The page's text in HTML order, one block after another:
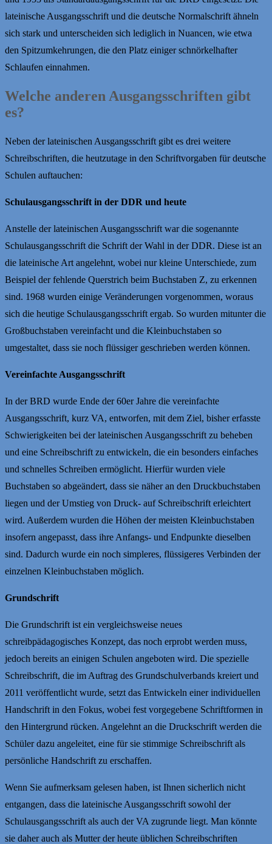
lateinische Ausgangsschrift und die deutsche Normalschrift ähneln
sich stark und unterscheiden sich lediglich in Nuancen, wie etwa
den Spitzumkehrungen, die den Platz einiger schnörkelhafter
Schlaufen einnahmen.
Welche anderen Ausgangsschriften gibt
es?
Neben der lateinischen Ausgangsschrift gibt es drei weitere
Schreibschriften, die heutzutage in den Schriftvorgaben für deutsche
Schulen auftauchen:
Schulausgangsschrift in der DDR und heute
Anstelle der lateinischen Ausgangsschrift war die sogenannte
Schulausgangsschrift die Schrift der Wahl in der DDR. Diese ist an
die lateinische Art angelehnt, wobei nur kleine Unterschiede, zum
Beispiel der fehlende Querstrich beim Buchstaben Z, zu erkennen
sind. 1968 wurden einige Veränderungen vorgenommen, woraus
sich die heutige Schulausgangsschrift ergab. So wurden mitunter die
Großbuchstaben vereinfacht und die Kleinbuchstaben so
umgestaltet, dass sie noch flüssiger geschrieben werden können.
Vereinfachte Ausgangsschrift
In der BRD wurde Ende der 60er Jahre die vereinfachte
Ausgangsschrift, kurz VA, entworfen, mit dem Ziel, bisher erfasste
Schwierigkeiten bei der lateinischen Ausgangsschrift zu beheben
und eine Schreibschrift zu entwickeln, die ein besonders einfaches
und schnelles Schreiben ermöglicht. Hierfür wurden viele
Buchstaben so abgeändert, dass sie näher an den Druckbuchstaben
liegen und der Umstieg von Druck- auf Schreibschrift erleichtert
wird. Außerdem wurden die Höhen der meisten Kleinbuchstaben
insofern angepasst, dass ihre Anfangs- und Endpunkte dieselben
sind. Dadurch wurde ein noch simpleres, flüssigeres Verbinden der
einzelnen Kleinbuchstaben möglich.
Grundschrift
Die Grundschrift ist ein vergleichsweise neues
schreibpädagogisches Konzept, das noch erprobt werden muss,
jedoch bereits an einigen Schulen angeboten wird. Die spezielle
Schreibschrift, die im Auftrag des Grundschulverbands kreiert und
2011 veröffentlicht wurde, setzt das Entwickeln einer individuellen
Handschrift in den Fokus, wobei fest vorgegebene Schriftformen in
den Hintergrund rücken. Angelehnt an die Druckschrift werden die
Schüler dazu angeleitet, eine für sie stimmige Schreibschrift als
persönliche Handschrift zu erschaffen.
Wenn Sie aufmerksam gelesen haben, ist Ihnen sicherlich nicht
entgangen, dass die lateinische Ausgangsschrift sowohl der
Schulausgangsschrift als auch der VA zugrunde liegt. Man könnte
sie daher auch als Mutter der heute üblichen Schreibschriften